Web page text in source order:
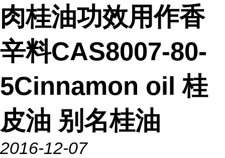
肉桂油功效用作香
辛料CAS8007-80-
5Cinnamon oil 桂
皮油 别名桂油
2016-12-07